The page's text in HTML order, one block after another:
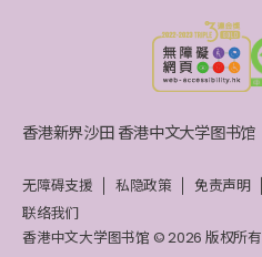
香港新界沙田 香港中文大学图书馆
无障碍支援 私隐政策 免责声明
联络我们
香港中文大学图书馆 © 2026 版权所有